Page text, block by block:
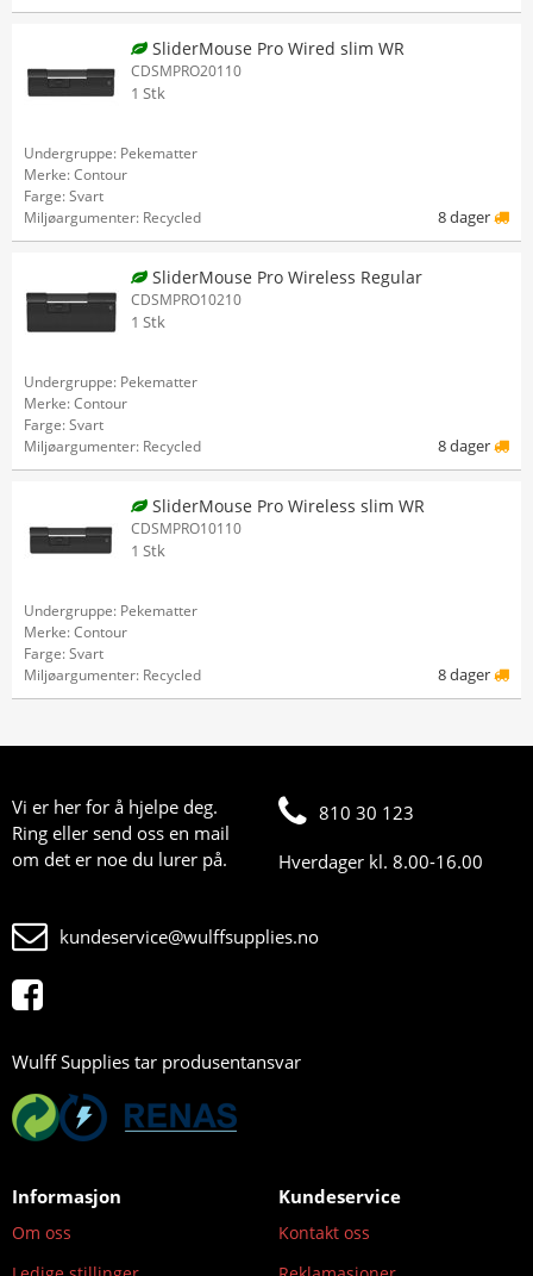
SliderMouse Pro Wired slim WR
CDSMPRO20110
1 Stk
Undergruppe: Pekematter
Merke: Contour
Farge: Svart
Miljøargumenter: Recycled
8 dager
SliderMouse Pro Wireless Regular
CDSMPRO10210
1 Stk
Undergruppe: Pekematter
Merke: Contour
Farge: Svart
Miljøargumenter: Recycled
8 dager
SliderMouse Pro Wireless slim WR
CDSMPRO10110
1 Stk
Undergruppe: Pekematter
Merke: Contour
Farge: Svart
Miljøargumenter: Recycled
8 dager
Vi er her for å hjelpe deg.
Ring eller send oss en mail
om det er noe du lurer på.
810 30 123
Hverdager kl. 8.00-16.00
kundeservice@wulffsupplies.no
Wulff Supplies tar produsentansvar
Informasjon
Om oss
Kundeservice
Kontakt oss